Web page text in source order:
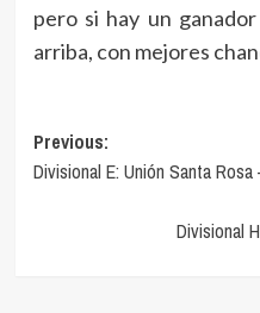
pero si hay un
arriba, con mejores
Navegación
de
Previous:
Divisional E: Unión Santa Rosa
Divisional